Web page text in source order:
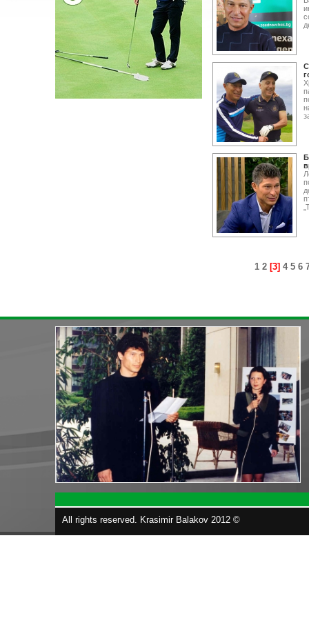
1 2 [3] 4 5 6
All rights reserved. Krasimir Balakov 2012 ©